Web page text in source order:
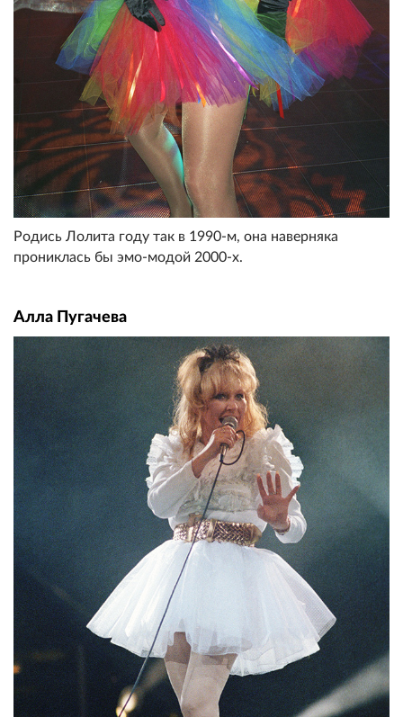
Родись Лолита году так в 1990-м, она наверняка
прониклась бы эмо-модой 2000-х.
Алла Пугачева